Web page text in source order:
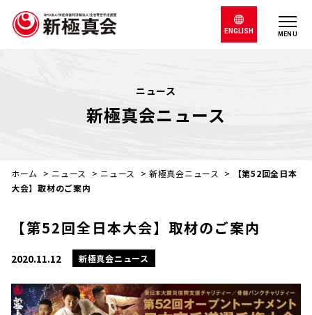
MENU
ENGLISH
ニュース
新極真会ニュース
ホーム > ニュース > ニュース >新極真会ニュース >
【第52回全日本
大会】取材のご案内
【第52回全日本大会】取材のご案内
2020.11.12 新極真会ニュース